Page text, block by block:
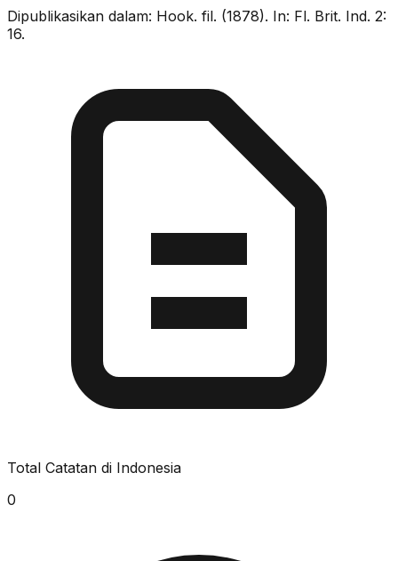
Dipublikasikan dalam: Hook. fil. (1878). In: Fl. Brit. Ind. 2:
16.
Total Catatan di Indonesia
0